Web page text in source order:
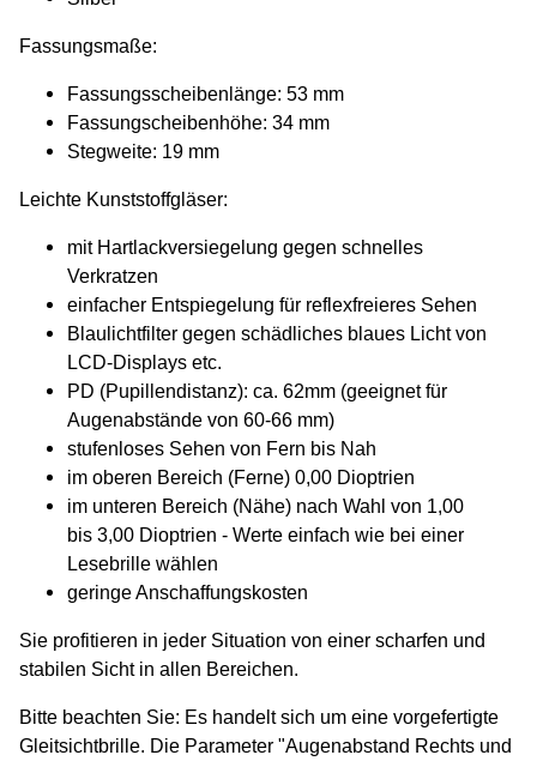
Fassungsmaße:
Fassungsscheibenlänge: 53 mm
Fassungscheibenhöhe: 34 mm
Stegweite: 19 mm
Leichte Kunststoffgläser:
mit Hartlackversiegelung gegen schnelles
Verkratzen
einfacher Entspiegelung für reflexfreieres Sehen
Blaulichtfilter gegen schädliches blaues Licht von
LCD-Displays etc.
PD (Pupillendistanz): ca. 62mm (geeignet für
Augenabstände von 60-66 mm)
stufenloses Sehen von Fern bis Nah
im oberen Bereich (Ferne) 0,00 Dioptrien
im unteren Bereich (Nähe) nach Wahl von 1,00
bis 3,00 Dioptrien - Werte einfach wie bei einer
Lesebrille wählen
geringe Anschaffungskosten
Sie profitieren in jeder Situation von einer scharfen und
stabilen Sicht in allen Bereichen.
Bitte beachten Sie: Es handelt sich um eine vorgefertigte
Gleitsichtbrille. Die Parameter "Augenabstand Rechts und